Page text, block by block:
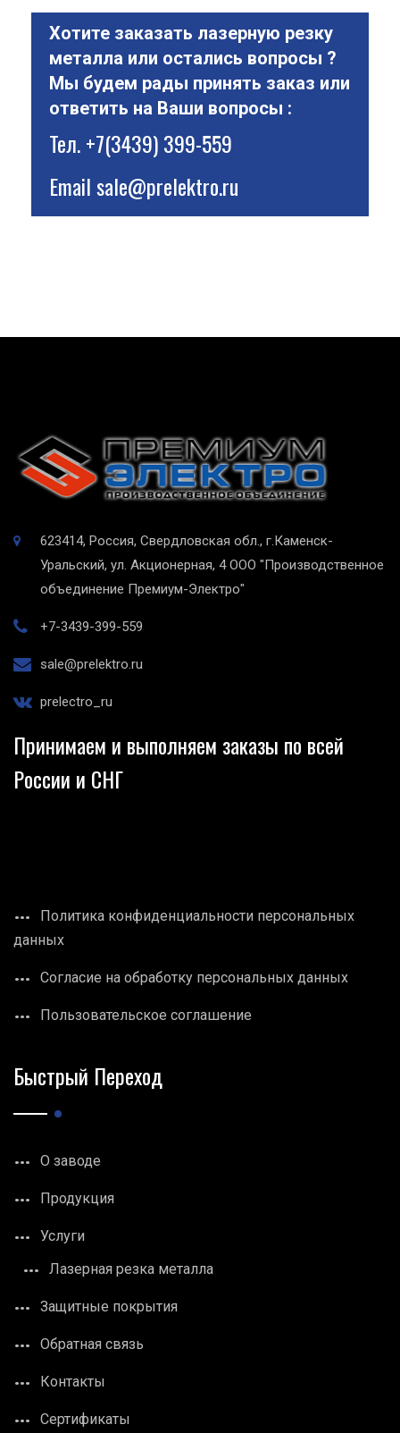
Хотите заказать лазерную резку
металла или остались вопросы ?
Мы будем рады принять заказ или
ответить на Ваши вопросы :
Тел.+7(3439) 399-559
Emailsale@prelektro.ru
623414, Россия, Свердловская обл., г.Каменск-
Уральский, ул. Акционерная, 4 ООО "Производственное
объединение Премиум-Электро"
+7-3439-399-559
sale@prelektro.ru
prelectro_ru
Принимаем и выполняем заказы по всей
России и СНГ
Политика конфиденциальности персональных
данных
Согласие на обработку персональных данных
Пользовательское соглашение
Быстрый Переход
О заводе
Продукция
Услуги
Лазерная резка металла
Защитные покрытия
Обратная связь
Контакты
Сертификаты